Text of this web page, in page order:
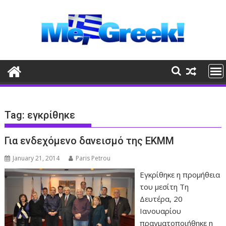
Tag: εγκρίθηκε
Για ενδεχόμενο δανεισμό της ΕΚΜΜ
January 21, 2014 Paris Petrou
Εγκρίθηκε η προμήθεια
του μεσίτη Τη
Δευτέρα, 20
Ιανουαρίου
πραγματοποιήθηκε η